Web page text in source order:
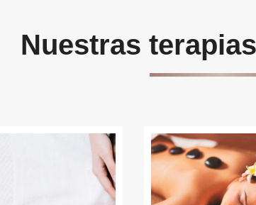
Nuestras